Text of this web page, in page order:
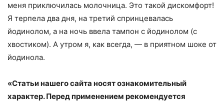
меня приключилась молочница. Это такой дискомфорт!
Я терпела два дня, на третий спринцевалась
йодинолом, а на ночь ввела тампон с йодинолом (с
хвостиком). А утром я, как всегда, — в приятном шоке от
йодинола.
«Статьи нашего сайта носят ознакомительный
характер. Перед применением рекомендуется